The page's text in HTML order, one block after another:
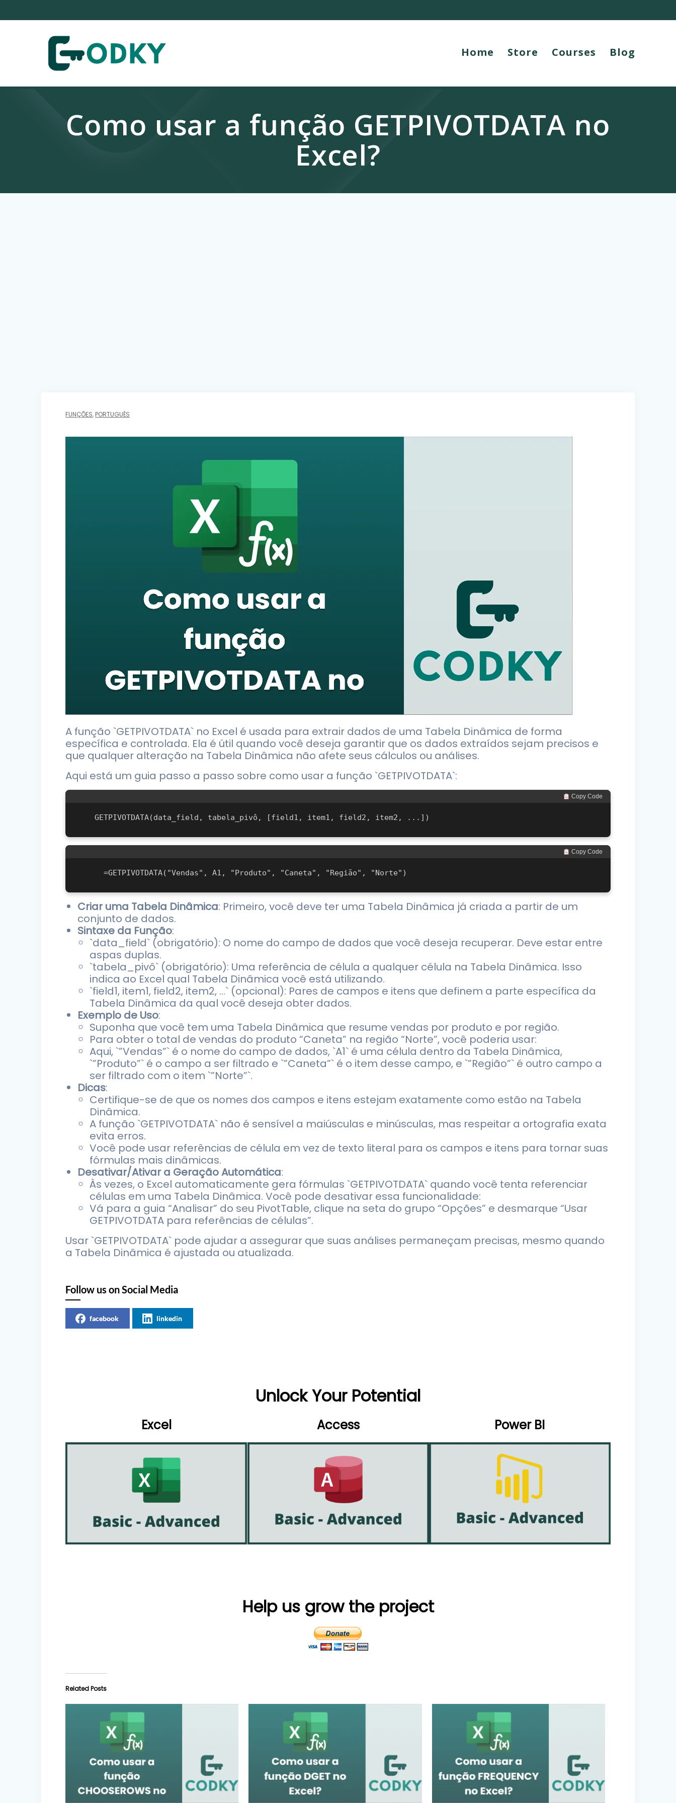
to
Home Store Courses Blog
Como usar a função GETPIVOTDATA no
Excel?
FUNÇÕES, PORTUGUÊS
A função `GETPIVOTDATA` no Excel é usada para extrair dados de uma Tabela Dinâmica de forma
específica e controlada. Ela é útil quando você deseja garantir que os dados extraídos sejam precisos e
que qualquer alteração na Tabela Dinâmica não afete seus cálculos ou análises.
Aqui está um guia passo a passo sobre como usar a função `GETPIVOTDATA`:
Copy Code
Copy Code
Criar uma Tabela Dinâmica: Primeiro, você deve ter uma Tabela Dinâmica já criada a partir de um
conjunto de dados.
Sintaxe da Função:
`data_field` (obrigatório): O nome do campo de dados que você deseja recuperar. Deve estar entre
aspas duplas.
`tabela_pivô` (obrigatório): Uma referência de célula a qualquer célula na Tabela Dinâmica. Isso
indica ao Excel qual Tabela Dinâmica você está utilizando.
`field1, item1, field2, item2, …` (opcional): Pares de campos e itens que definem a parte específica da
Tabela Dinâmica da qual você deseja obter dados.
Exemplo de Uso:
Suponha que você tem uma Tabela Dinâmica que resume vendas por produto e por região.
Para obter o total de vendas do produto “Caneta” na região “Norte”, você poderia usar:
Aqui, `”Vendas”` é o nome do campo de dados, `A1` é uma célula dentro da Tabela Dinâmica,
`”Produto”` é o campo a ser filtrado e `”Caneta”` é o item desse campo, e `”Região”` é outro campo a
ser filtrado com o item `”Norte”`.
Dicas:
Certifique-se de que os nomes dos campos e itens estejam exatamente como estão na Tabela
Dinâmica.
A função `GETPIVOTDATA` não é sensível a maiúsculas e minúsculas, mas respeitar a ortografia exata
evita erros.
Você pode usar referências de célula em vez de texto literal para os campos e itens para tornar suas
fórmulas mais dinâmicas.
Desativar/Ativar a Geração Automática:
Às vezes, o Excel automaticamente gera fórmulas `GETPIVOTDATA` quando você tenta referenciar
células em uma Tabela Dinâmica. Você pode desativar essa funcionalidade:
Vá para a guia “Analisar” do seu PivotTable, clique na seta do grupo “Opções” e desmarque “Usar
GETPIVOTDATA para referências de células”.
Usar `GETPIVOTDATA` pode ajudar a assegurar que suas análises permaneçam precisas, mesmo quando
a Tabela Dinâmica é ajustada ou atualizada.
Follow us on Social Media
facebook linkedin
Unlock Your Potential
Excel Access Power BI
Help us grow the project
Related Posts